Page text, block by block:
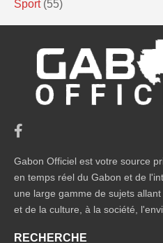
Sport (55)
Gabon Officiel est votre source
en temps réel du Gabon et de
une large gamme de sujets
et de la culture, à la société,
RECHERCHE